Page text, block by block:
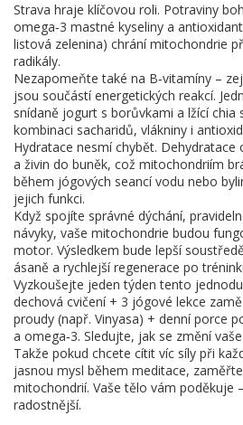
Strava hraje klíčovou roli. Potraviny
omega‑3 mastné kyseliny a
listová zelenina) chrání mitochondrie
radikály.
Nezapomeňte také na B‑vitamíny –
jsou součástí energetických reakcí.
snídaně jogurt s borůvkami a lžící chia
kombinaci sacharidů, vlákniny i
Hydratace nesmí chybět.
a živin do buněk, což mitochondriím
během jógových seancí vodu nebo
jejich funkci.
Když spojíte správné dýchání,
návyky, vaše mitochondrie budou
motor. Výsledkem bude lepší
ásaně a rychlejší regenerace po
Vyzkoušejte jeden týden tento
dechová cvičení + 3 jógové lekce
proudy (např. Vinyasa) + denní porce
a omega‑3. Sledujte, jak se změní
Takže pokud chcete cítit víc síly při
jasnou mysl během meditace,
mitochondrií. Vaše tělo vám poděkuje
radostnější.